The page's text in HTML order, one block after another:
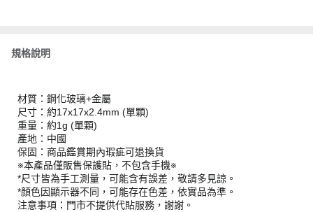
規格說明
材質：鋼化玻璃+金屬
尺寸：約17x17x2.4mm (單顆)
重量：約1g (單顆)
產地：中國
保固：商品鑑賞期內瑕疵可退換貨
※本產品僅販售保護貼，不包含手機※
*尺寸皆為手工測量，可能含有誤差，敬請多見諒。
*顏色因顯示器不同，可能存在色差，依實品為準。
注意事項：門市不提供代貼服務，謝謝。